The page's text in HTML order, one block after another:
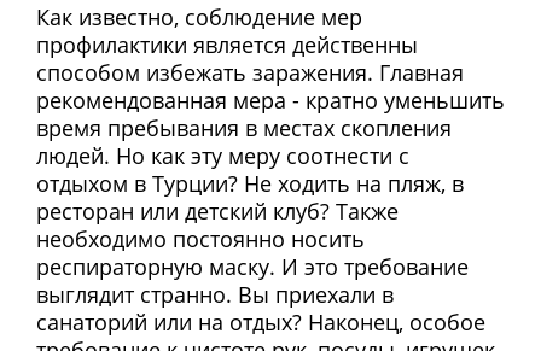
Как известно, соблюдение мер
профилактики является действенны
способом избежать заражения. Главная
рекомендованная мера - кратно уменьшить
время пребывания в местах скопления
людей. Но как эту меру соотнести с
отдыхом в Турции? Не ходить на пляж, в
ресторан или детский клуб? Также
необходимо постоянно носить
респираторную маску. И это требование
выглядит странно. Вы приехали в
санаторий или на отдых? Наконец, особое